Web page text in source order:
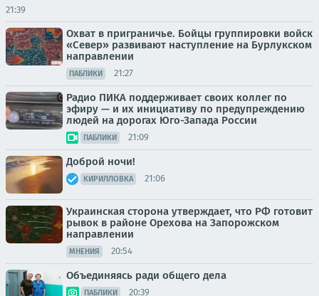
21:39
Охват в приграничье. Бойцы группировки войск
«Север» развивают наступление на Бурлукском
направлении
ПАБЛИКИ 21:27
Радио ПИКА поддерживает своих коллег по
эфиру — и их инициативу по предупреждению
людей на дорогах Юго-Запада России
ПАБЛИКИ 21:09
Доброй ночи!
КИРИЛЛОВКА 21:06
Украинская сторона утверждает, что РФ готовит
рывок в районе Орехова на Запорожском
направлении
МНЕНИЯ 20:54
Объединяясь ради общего дела
ПАБЛИКИ 20:39